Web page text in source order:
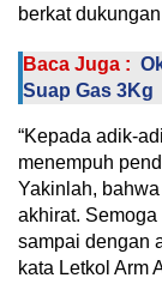
berkat
Baca Juga :
Suap Gas 3Kg
“Kepada adik-
menempuh
Yakinlah,
akhirat.
sampai dengan
kata Letkol Arm